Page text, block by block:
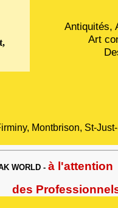
Antiquités,
Art
Montbrison, St-
WORLD - à l'attention
des